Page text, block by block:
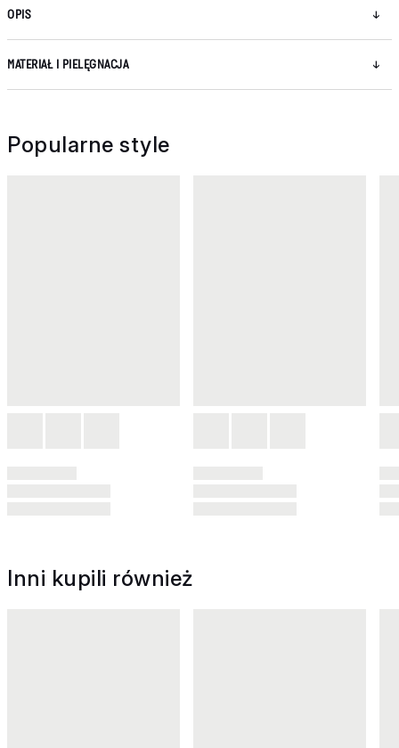
OPIS
MATERIAŁ I PIELĘGNACJA
Popularne style
Inni kupili również